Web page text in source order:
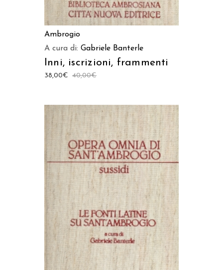
Ambrogio
A cura di: Gabriele Banterle
Inni, iscrizioni, frammenti
40,00€
38,00€
AGGIUNGI AL CARRELLO